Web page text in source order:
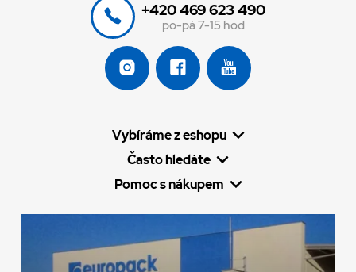
+420 469 623 490
po-pá 7-15 hod
Vybíráme z eshopu
Často hledáte
Pomoc s nákupem